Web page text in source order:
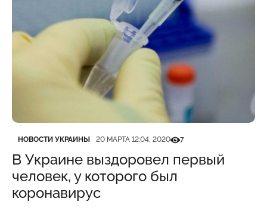
Категория
НОВОСТИ УКРАИНЫ
Дата публикации 20 МАРТА 12:04, 2020Кількість переглядів
7
В Украине выздоровел первый
человек, у которого был
коронавирус